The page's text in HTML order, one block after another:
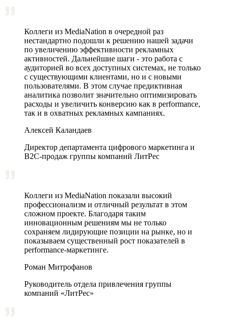
Коллеги из MediaNation в очередной раз
нестандартно подошли к решению нашей задачи
по увеличению эффективности рекламных
активностей. Дальнейшие шаги - это работа с
аудиторией во всех доступных системах, не только
с существующими клиентами, но и с новыми
пользователями. В этом случае предиктивная
аналитика позволит значительно оптимизировать
расходы и увеличить конверсию как в performance,
так и в охватных рекламных кампаниях.
Алексей Каландаев
Директор департамента цифрового маркетинга и
В2С-продаж группы компаний ЛитРес
Коллеги из MediaNation показали высокий
профессионализм и отличный результат в этом
сложном проекте. Благодаря таким
инновационным решениям мы не только
сохраняем лидирующие позиции на рынке, но и
показываем существенный рост показателей в
performance-маркетинге.
Роман Митрофанов
Руководитель отдела привлечения группы
компаний «ЛитРес»